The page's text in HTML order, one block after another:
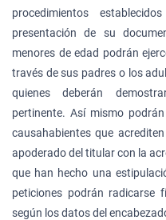
procedimientos
presentación de su
menores de edad podrán
través de sus padres o los
quienes deberán
pertinente. Así mismo
causahabientes que
apoderado del titular con la
que han hecho una
peticiones podrán radicarse
según los datos del